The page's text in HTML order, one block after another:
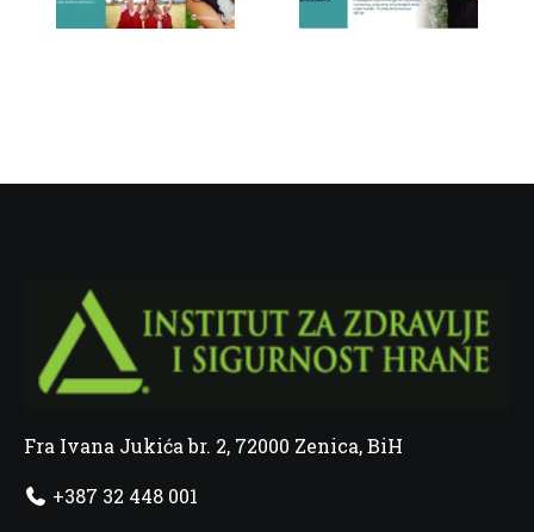
Fra Ivana Jukića br. 2, 72000 Zenica, BiH
+387 32 448 001